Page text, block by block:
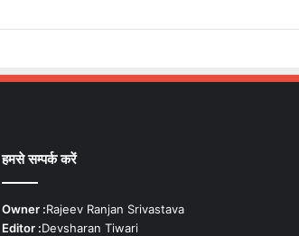
हमसे सम्पर्क करें
Owner :Rajeev Ranjan Srivastava
Editor :Devsharan Tiwari